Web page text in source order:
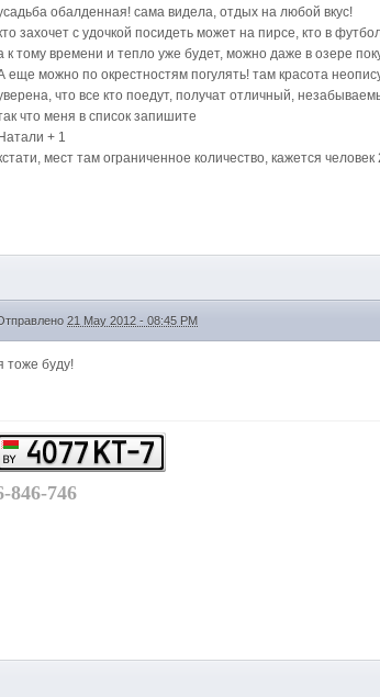
обалденная! сама видела, отдых на любой вкус!
захочет с удочкой посидеть может на пирсе, кто в
к тому времени и тепло уже будет, можно даже в озере
еще можно по окрестностям погулять! там красота
что все кто поедут, получат отличный,
что меня в список запишите
Натали + 1
мест там ограниченное количество, кажется
21 May 2012 - 08:45 PM
тоже буду!
846-746